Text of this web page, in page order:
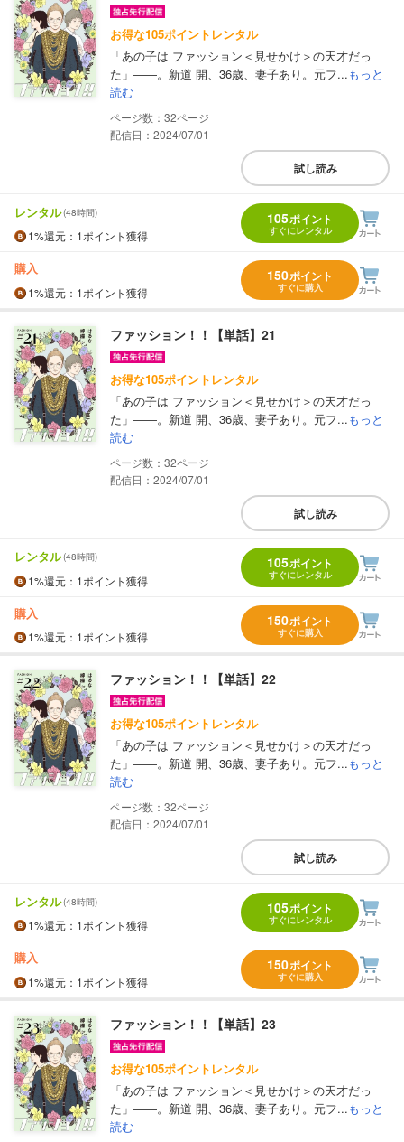
お得な105ポイントレンタル
「あの子は ファッション＜見せかけ＞の天才だっ
た」――。新道 開、36歳、妻子あり。元フ...もっと
読む
32
配信日：2024/07/01
試し読み
レンタル(48時間)
1%還元 ：1ポイント獲得
105ポイント
すぐにレンタル
購入
1%還元 ：1ポイント獲得
150ポイント
すぐに購入
ファッション！！【単話】21
お得な105ポイントレンタル
「あの子は ファッション＜見せかけ＞の天才だっ
た」――。新道 開、36歳、妻子あり。元フ...もっと
読む
32
配信日：2024/07/01
試し読み
レンタル(48時間)
1%還元 ：1ポイント獲得
105ポイント
すぐにレンタル
購入
1%還元 ：1ポイント獲得
150ポイント
すぐに購入
ファッション！！【単話】22
お得な105ポイントレンタル
「あの子は ファッション＜見せかけ＞の天才だっ
た」――。新道 開、36歳、妻子あり。元フ...もっと
読む
32
配信日：2024/07/01
試し読み
レンタル(48時間)
1%還元 ：1ポイント獲得
105ポイント
すぐにレンタル
購入
1%還元 ：1ポイント獲得
150ポイント
すぐに購入
ファッション！！【単話】23
お得な105ポイントレンタル
「あの子は ファッション＜見せかけ＞の天才だっ
た」――。新道 開、36歳、妻子あり。元フ...もっと
読む